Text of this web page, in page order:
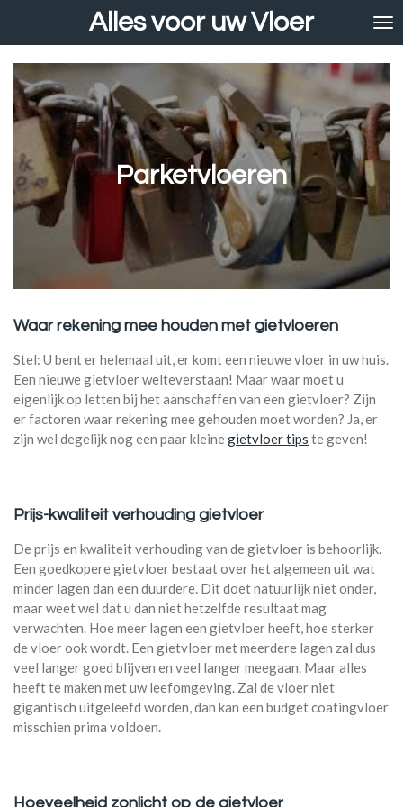
de
hoofdinhoud
Alles voor uw Vloer
Parketvloeren
Waar rekening mee houden met gietvloeren
Stel: U bent er helemaal uit, er komt een nieuwe vloer in uw huis.
Een nieuwe gietvloer welteverstaan! Maar waar moet u
eigenlijk op letten bij het aanschaffen van een gietvloer? Zijn
er factoren waar rekening mee gehouden moet worden? Ja, er
zijn wel degelijk nog een paar kleinegietvloer tips te geven!
Prijs-kwaliteit verhouding gietvloer
De prijs en kwaliteit verhouding van de gietvloer is behoorlijk.
Een goedkopere gietvloer bestaat over het algemeen uit wat
minder lagen dan een duurdere. Dit doet natuurlijk niet onder,
maar weet wel dat u dan niet hetzelfde resultaat mag
verwachten. Hoe meer lagen een gietvloer heeft, hoe sterker
de vloer ook wordt. Een gietvloer met meerdere lagen zal dus
veel langer goed blijven en veel langer meegaan. Maar alles
heeft te maken met uw leefomgeving. Zal de vloer niet
gigantisch uitgeleefd worden, dan kan een budget coatingvloer
misschien prima voldoen.
Hoeveelheid zonlicht op de gietvloer